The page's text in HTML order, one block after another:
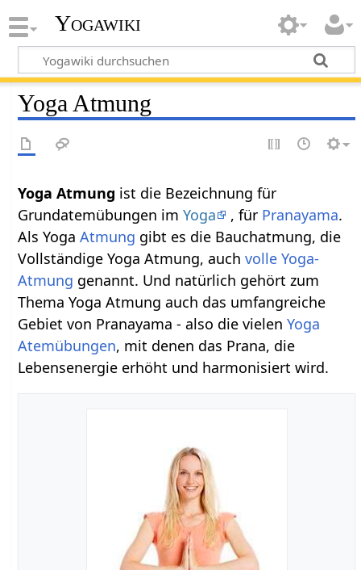
Yogawiki
Yoga Atmung
Yoga Atmung ist die Bezeichnung für
Grundatemübungen imYoga , für Pranayama.
Als YogaAtmung gibt es die Bauchatmung, die
Vollständige Yoga Atmung, auchvolle Yoga-
Atmung genannt. Und natürlich gehört zum
Thema Yoga Atmung auch das umfangreiche
Gebiet von Pranayama - also die vielenYoga
Atemübungen, mit denen das Prana, die
Lebensenergie erhöht und harmonisiert wird.